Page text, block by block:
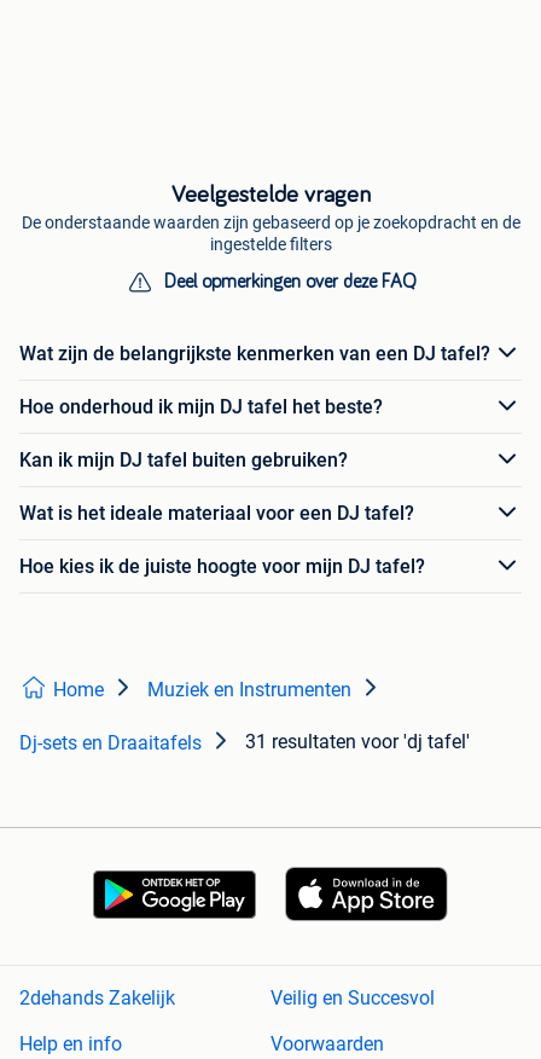
Veelgestelde vragen
De onderstaande waarden zijn gebaseerd op je zoekopdracht en de
ingestelde filters
Deel opmerkingen over deze FAQ
Wat zijn de belangrijkste kenmerken van een DJ tafel?
Hoe onderhoud ik mijn DJ tafel het beste?
Kan ik mijn DJ tafel buiten gebruiken?
Wat is het ideale materiaal voor een DJ tafel?
Hoe kies ik de juiste hoogte voor mijn DJ tafel?
Home Muziek en Instrumenten
Dj-sets en Draaitafels 31 resultaten voor 'dj tafel'
2dehands Zakelijk
Veilig en Succesvol
Help en info
Voorwaarden